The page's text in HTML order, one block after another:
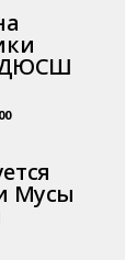
ДЮСШ
Мусы